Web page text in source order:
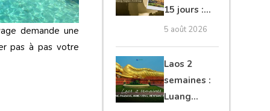
demande une
pas à pas votre
15 jours :
Hanoi,
Angkor,
Tonlé Sap
5 août 2026
Laos 2
semaines :
Luang